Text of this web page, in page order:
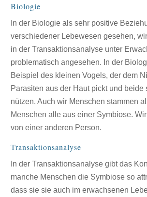
Biologie
In der Biologie als sehr positive
verschiedener Lebewesen gesehen,
in der Transaktionsanalyse unter
problematisch angesehen. In der
Beispiel des kleinen Vogels, der dem
Parasiten aus der Haut pickt und beide
nützen. Auch wir Menschen stammen
Menschen alle aus einer Symbiose.
von einer anderen Person.
Transaktionsanalyse
In der Transaktionsanalyse gibt das
manche Menschen die Symbiose so
dass sie sie auch im erwachsenen